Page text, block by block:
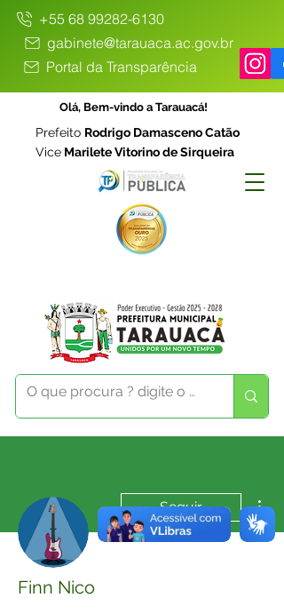
+55 68 99282-6130
gabinete@tarauaca.ac.gov.br
Portal da Transparência
Olá, Bem-vindo a Tarauacá!
Prefeito Rodrigo Damasceno Catão
Vice Marilete Vitorino de Sirqueira
Seguir
Finn Nico